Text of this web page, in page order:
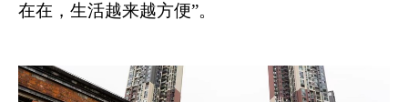
在在，生活越来越方便”。